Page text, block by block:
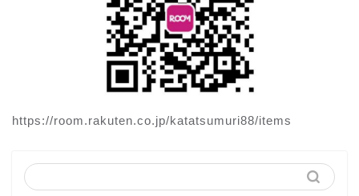
https://room.rakuten.co.jp/katatsumuri88/items